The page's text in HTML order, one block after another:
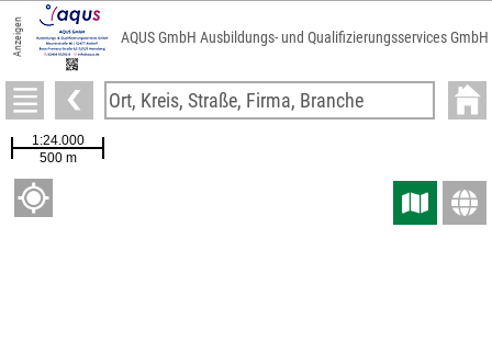
Anzeigen AQUS GmbH Ausbildungs- und Qualifizierungsservices GmbH